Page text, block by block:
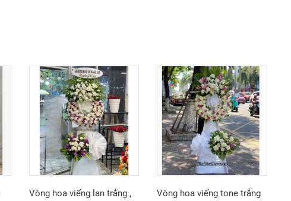
Vòng hoa viếng lan trắng ,
Vòng hoa viếng tone trắng